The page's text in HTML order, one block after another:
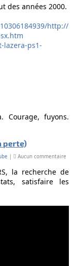
des années 2000.
http://
lazera-ps1-
Courage, fuyons.
perte)
| Aucun commentaire
la recherche de
satisfaire les